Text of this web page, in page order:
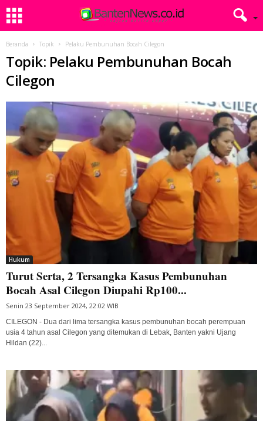
Beranda Topik Pelaku Pembunuhan Bocah Cilegon
Topik: Pelaku Pembunuhan Bocah
Cilegon
Hukum
Turut Serta, 2 Tersangka Kasus Pembunuhan
Bocah Asal Cilegon Diupahi Rp100...
Senin 23 September 2024, 22:02 WIB
CILEGON - Dua dari lima tersangka kasus pembunuhan bocah perempuan
usia 4 tahun asal Cilegon yang ditemukan di Lebak, Banten yakni Ujang
Hildan (22)...